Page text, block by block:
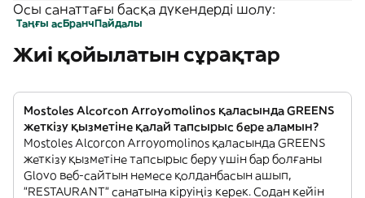
Осы санаттағы басқа дүкендерді шолу:
Таңғы асБранчПайдалы
Жиі қойылатын сұрақтар
Mostoles Alcorcon Arroyomolinos қаласында GREENS
жеткізу қызметіне қалай тапсырыс бере аламын?
Mostoles Alcorcon Arroyomolinos қаласында GREENS
жеткізу қызметіне тапсырыс беру үшін бар болғаны
Glovo веб-сайтын немесе қолданбасын ашып,
"RESTAURANT" санатына кіруіңіз керек. Содан кейін